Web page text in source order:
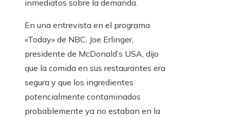
inmediatos sobre la demanda.
En una entrevista en el programa
«Today» de NBC, Joe Erlinger,
presidente de McDonald’s USA, dijo
que la comida en sus restaurantes era
segura y que los ingredientes
potencialmente contaminados
probablemente ya no estaban en la